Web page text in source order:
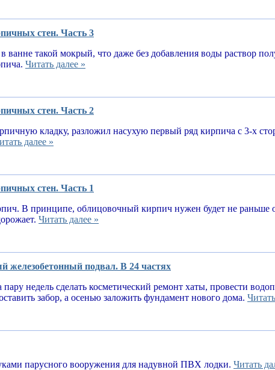
стен. Часть 3
такой мокрый, что даже без добавления воды раствор
Читать далее »
стен. Часть 2
кладку, разложил насухую первый ряд кирпича с 3-х
далее »
стен. Часть 1
В принципе, облицовочный кирпич нужен будет не раньше
Читать далее »
железобетонный подвал. В 24 частях
недель сделать косметический ремонт хаты, провести
забор, а осенью заложить фундамент нового дома.
парусного вооружения для надувной ПВХ лодки. Читать